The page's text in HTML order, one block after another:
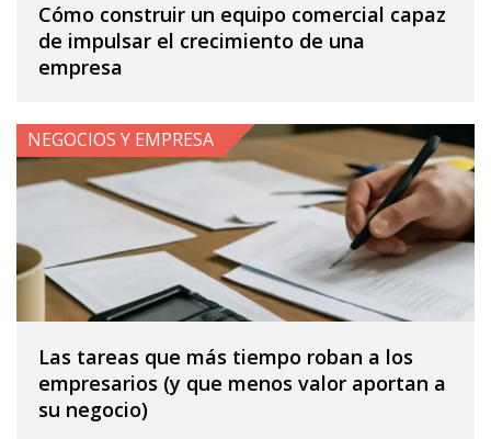
Cómo construir un equipo comercial capaz
de impulsar el crecimiento de una
empresa
Las tareas que más tiempo roban a los
empresarios (y que menos valor aportan a
su negocio)
NEGOCIOS Y EMPRESA